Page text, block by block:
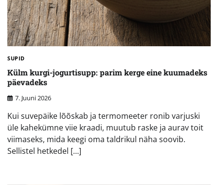
SUPID
Külm kurgi-jogurtisupp: parim kerge eine kuumadeks
päevadeks
7. Juuni 2026
Kui suvepäike lõõskab ja termomeeter ronib varjuski
üle kahekümne viie kraadi, muutub raske ja aurav toit
viimaseks, mida keegi oma taldrikul näha soovib.
Sellistel hetkedel […]